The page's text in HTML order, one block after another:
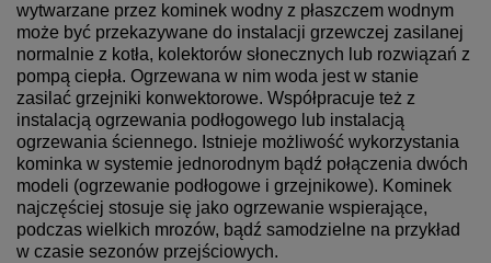
wytwarzane przez kominek wodny z płaszczem wodnym
może być przekazywane do instalacji grzewczej zasilanej
normalnie z kotła, kolektorów słonecznych lub rozwiązań z
pompą ciepła. Ogrzewana w nim woda jest w stanie
zasilać grzejniki konwektorowe. Współpracuje też z
instalacją ogrzewania podłogowego lub instalacją
ogrzewania ściennego. Istnieje możliwość wykorzystania
kominka w systemie jednorodnym bądź połączenia dwóch
modeli (ogrzewanie podłogowe i grzejnikowe). Kominek
najczęściej stosuje się jako ogrzewanie wspierające,
podczas wielkich mrozów, bądź samodzielne na przykład
w czasie sezonów przejściowych.